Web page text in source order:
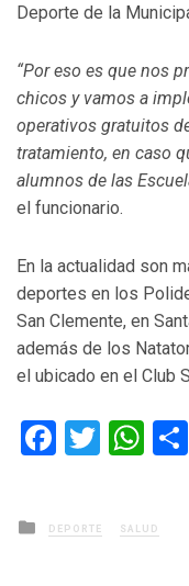
Deporte de la
“Por eso es que nos
chicos y vamos a
operativos gratuitos
tratamiento, en caso
alumnos de las
el funcionario.
En la actualidad son
deportes en los
San Clemente, en
además de los
el ubicado en el Club
Facebook
Twitter
Posted
in
DEPORTE SALUD